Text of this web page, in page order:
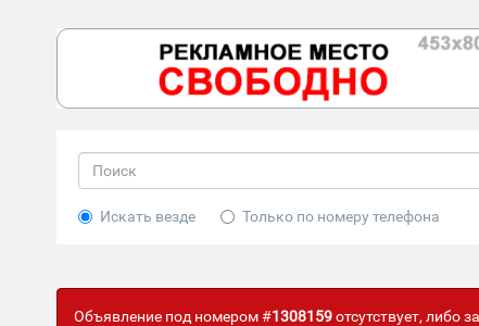
Искать везде Только по номеру телефона
Объявление под номером #1308159отсутствует, либо